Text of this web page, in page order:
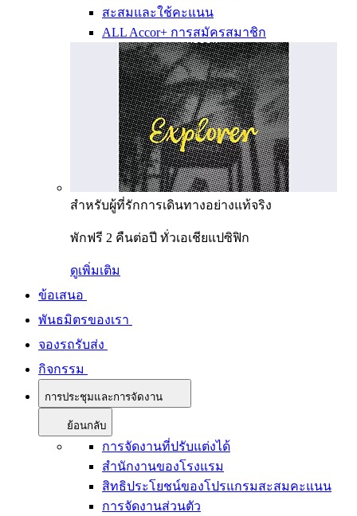
สะสมและใช้คะแนน
ALL Accor+ การสมัครสมาชิก
สำหรับผู้ที่รักการเดินทางอย่างแท้จริง
พักฟรี 2 คืนต่อปี ทั่วเอเชียแปซิฟิก
ดูเพิ่มเติม
ข้อเสนอ
พันธมิตรของเรา
จองรถรับส่ง
กิจกรรม
การประชุมและการจัดงาน
ย้อนกลับ
การจัดงานที่ปรับแต่งได้
สำนักงานของโรงแรม
สิทธิประโยชน์ของโปรแกรมสะสมคะแนน
การจัดงานส่วนตัว